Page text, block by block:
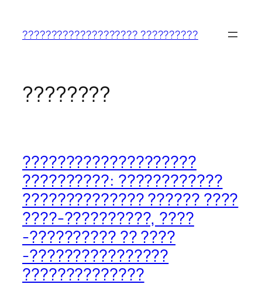
???????????????????? ??????????
????????
????????????????????
??????????: ????????????
?????????????? ?????? ????
????-??????????, ????
-?????????? ?? ????
-????????????????
??????????????